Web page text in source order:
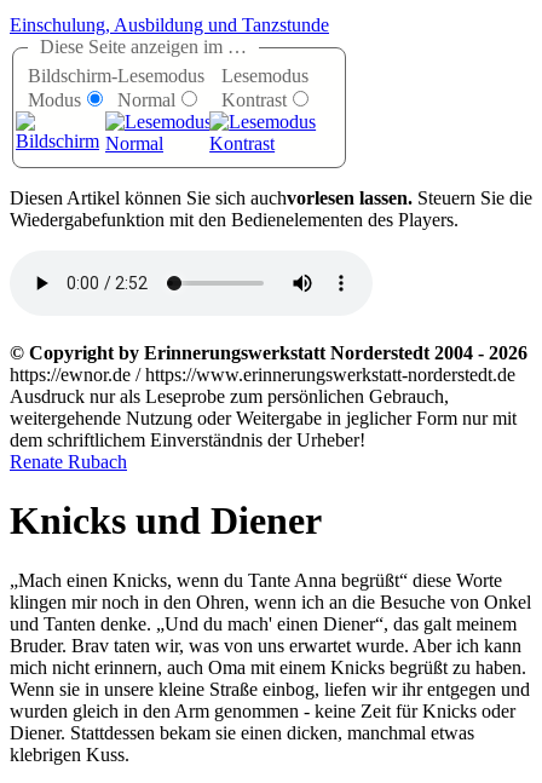
Einschulung, Ausbildung und Tanzstunde
Diese Seite anzeigen im …
Bildschirm-
Modus
Lesemodus
Normal
Lesemodus
Kontrast
Diesen Artikel können Sie sich auchvorlesen lassen. Steuern Sie die
Wiedergabefunktion mit den Bedienelementen des Players.
© Copyright by Erinnerungswerkstatt Norderstedt 2004 - 2026
https://ewnor.de / https://www.erinnerungswerkstatt-norderstedt.de
Ausdruck nur als Leseprobe zum persönlichen Gebrauch,
weitergehende Nutzung oder Weitergabe in jeglicher Form nur mit
dem schriftlichem Einverständnis der Urheber!
Renate Rubach
Knicks und Diener
„Mach einen Knicks, wenn du Tante Anna begrüßt“ diese Worte
klingen mir noch in den Ohren, wenn ich an die Besuche von Onkel
und Tanten denke.
Und du mach' einen Diener , das galt meinem
Bruder. Brav taten wir, was von uns erwartet wurde. Aber ich kann
mich nicht erinnern, auch Oma mit einem Knicks begrüßt zu haben.
Wenn sie in unsere kleine Straße einbog, liefen wir ihr entgegen und
wurden gleich in den Arm genommen - keine Zeit für Knicks oder
Diener. Stattdessen bekam sie einen dicken, manchmal etwas
klebrigen Kuss.